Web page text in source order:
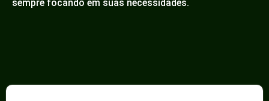
sempre focando em suas necessidades.